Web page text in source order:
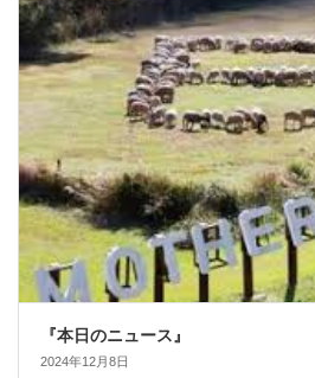
『本日のニュース』
2024年12月8日